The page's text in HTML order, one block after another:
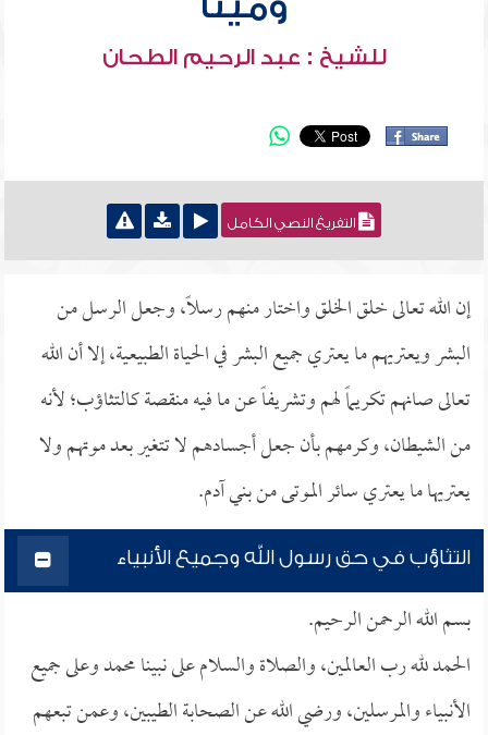
للشيخ : عبد الرحيم الطحان
التفريغ النصي الكامل
إن الله تعالى خلق الخلق واختار منهم رسلاً، وجعل الرسل من
البشر ويعتريهم ما يعتري جميع البشر في الحياة الطبيعية، إلا أن الله
تعالى صانهم تكريماً لهم وتشريفاً عن ما فيه منقصة كالتثاؤب؛ لأنه
من الشيطان، وكرمهم بأن جعل أجسادهم لا تتغير بعد موتهم ولا
يعتريها ما يعتري سائر الموتى من بني آدم.
التثاؤب في حق رسول الله وجميع الأنبياء
بسم الله الرحمن الرحيم.
الحمد لله رب العالمين، والصلاة والسلام على نبينا محمد وعلى جميع
الأنبياء والمرسلين، ورضي الله عن الصحابة الطيبين، وعمن تبعهم